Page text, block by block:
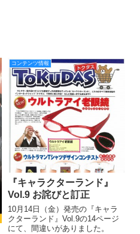
コンテンツ情報
『キャラクターランド』
Vol.9 お詫びと訂正
10月14日（金）発売の『キャラ
クターランド』Vol.9の14ページ
にて、間違いがありました。